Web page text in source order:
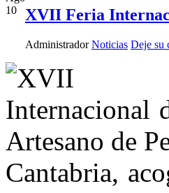
10
XVII Feria
Administrador Noticias Deje su
Cantabria,